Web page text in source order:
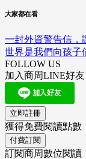
大家都在看
一封外資警告信，
世界是我們向孩子
FOLLOW US
加入商周LINE好
立即註冊
獲得免費閱讀點數
付費訂閱
訂閱商周數位閱讀